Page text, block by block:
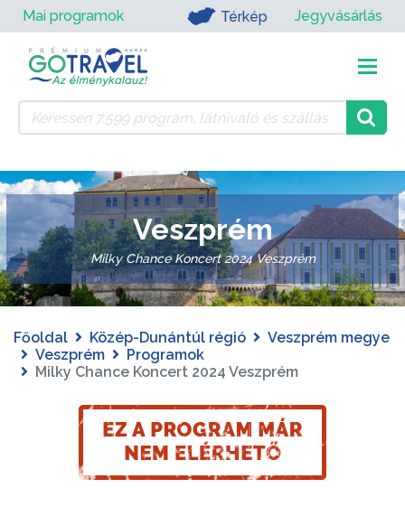
Mai programok Térkép Jegyvásárlás
Veszprém
Milky Chance Koncert 2024 Veszprém
Főoldal Közép-Dunántúl régió
Veszprém megye
Veszprém
Programok
Milky Chance Koncert 2024 Veszprém